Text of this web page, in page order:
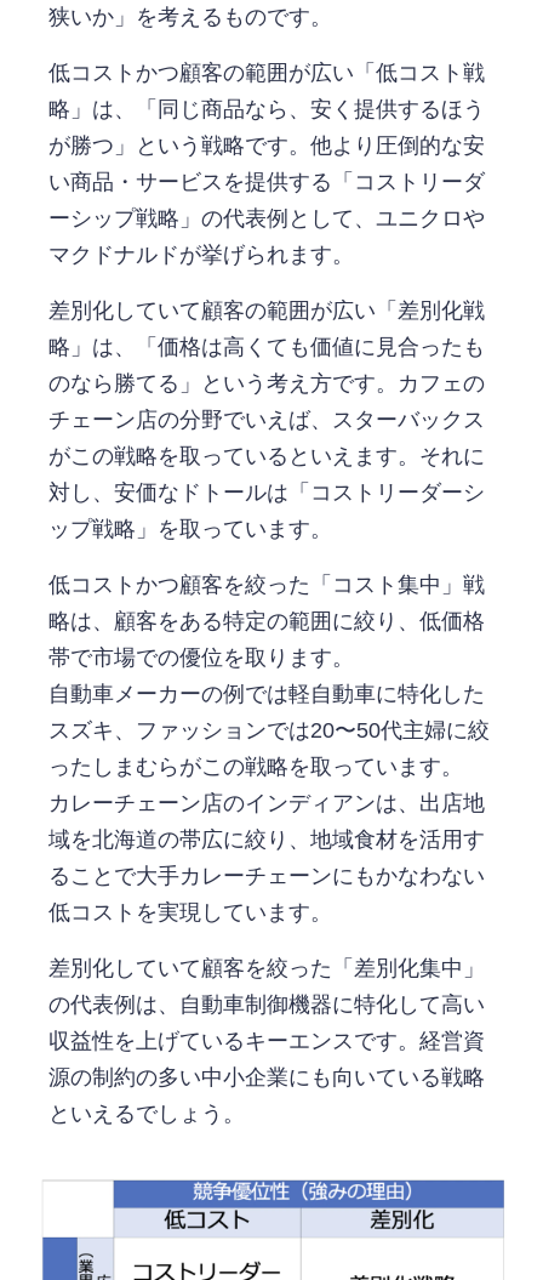
狭いか」を考えるものです。
低コストかつ顧客の範囲が広い「低コスト戦
略」は、「同じ商品なら、安く提供するほう
が勝つ」という戦略です。他より圧倒的な安
い商品・サービスを提供する「コストリーダ
ーシップ戦略」の代表例として、ユニクロや
マクドナルドが挙げられます。
差別化していて顧客の範囲が広い「差別化戦
略」は、「価格は高くても価値に見合ったも
のなら勝てる」という考え方です。カフェの
チェーン店の分野でいえば、スターバックス
がこの戦略を取っているといえます。それに
対し、安価なドトールは「コストリーダーシ
ップ戦略」を取っています。
低コストかつ顧客を絞った「コスト集中」戦
略は、顧客をある特定の範囲に絞り、低価格
帯で市場での優位を取ります。
自動車メーカーの例では軽自動車に特化した
スズキ、ファッションでは20〜50代主婦に絞
ったしまむらがこの戦略を取っています。
カレーチェーン店のインディアンは、出店地
域を北海道の帯広に絞り、地域食材を活用す
ることで大手カレーチェーンにもかなわない
低コストを実現しています。
差別化していて顧客を絞った「差別化集中」
の代表例は、自動車制御機器に特化して高い
収益性を上げているキーエンスです。経営資
源の制約の多い中小企業にも向いている戦略
といえるでしょう。